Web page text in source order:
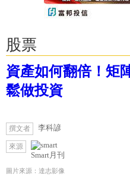
股票
資產如何翻倍！矩
鬆做投資
撰文者 李科諺
來源
Smart月刊
圖片來源：達志影像